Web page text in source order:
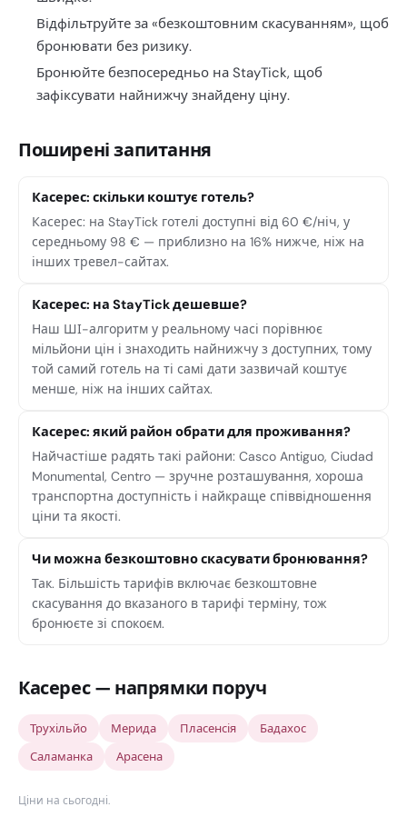
Відфільтруйте за «безкоштовним скасуванням», щоб
бронювати без ризику.
Бронюйте безпосередньо на StayTick, щоб
зафіксувати найнижчу знайдену ціну.
Поширені запитання
Касерес: скільки коштує готель?
Касерес: на StayTick готелі доступні від 60 €/ніч, у
середньому 98 € — приблизно на 16% нижче, ніж на
інших тревел-сайтах.
Касерес: на StayTick дешевше?
Наш ШІ-алгоритм у реальному часі порівнює
мільйони цін і знаходить найнижчу з доступних, тому
той самий готель на ті самі дати зазвичай коштує
менше, ніж на інших сайтах.
Касерес: який район обрати для проживання?
Найчастіше радять такі райони: Casco Antiguo, Ciudad
Monumental, Centro — зручне розташування, хороша
транспортна доступність і найкраще співвідношення
ціни та якості.
Чи можна безкоштовно скасувати бронювання?
Так. Більшість тарифів включає безкоштовне
скасування до вказаного в тарифі терміну, тож
бронюєте зі спокоєм.
Касерес — напрямки поруч
Трухільйо Мерида Пласенсія
Бадахос
Саламанка
Арасена
Ціни на сьогодні.